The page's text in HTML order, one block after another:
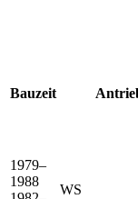
Bauzeit
1979–
1988
WS